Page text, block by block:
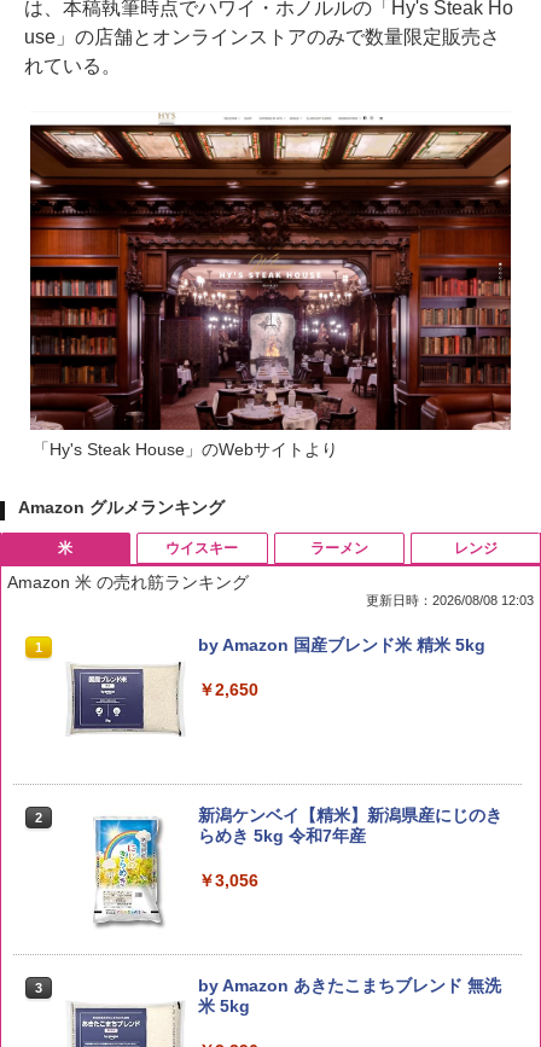
は、本稿執筆時点でハワイ・ホノルルの「Hy's Steak Ho
use」の店舗とオンラインストアのみで数量限定販売さ
れている。
「Hy's Steak House」のWebサイトより
Amazon グルメランキング
米
Amazon 米 の売れ筋ランキング
更新日時：2026/08/08 12:03
1 by Amazon 国産ブレンド米 精米 5kg
￥2,650
2
新潟ケンベイ【精米】新潟県産にじのき
らめき 5kg 令和7年産
￥3,056
3
by Amazon あきたこまちブレンド 無洗
米 5kg
ウイスキー ラーメン レンジ